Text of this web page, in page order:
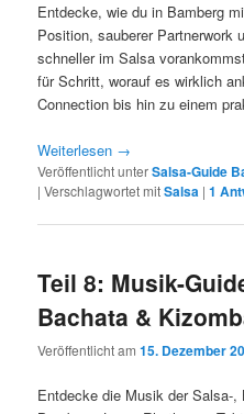
Entdecke, wie du in Bamberg
Position, sauberer Partnerwork
schneller im Salsa
für Schritt, worauf es wirklich
Connection bis hin zu einem
Weiterlesen →
Veröffentlicht unterSalsa-Guide
|Verschlagwortet mitSalsa |1
Teil 8: Musik-
Bachata &
Veröffentlicht am15. Dezember
Entdecke die Musik der Salsa-